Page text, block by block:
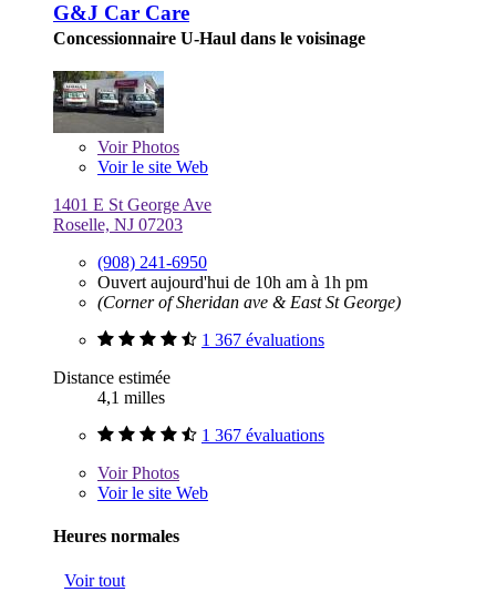
G&J Car Care
Concessionnaire U-Haul dans le voisinage
VoirPhotos
Voir le site Web
1401 E St George Ave
Roselle, NJ 07203
(908) 241-6950
Ouvert aujourd'hui de 10h am à 1h pm
(Corner of Sheridan ave & East St George)
1 367 évaluations
Distance estimée
4,1 milles
1 367 évaluations
VoirPhotos
Voir le site Web
Heures normales
Voir tout